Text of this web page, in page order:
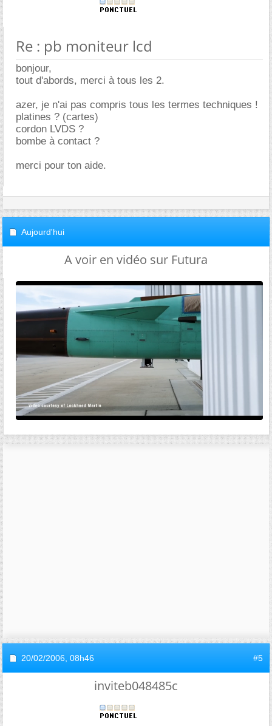
Re : pb moniteur lcd
bonjour,
tout d'abords, merci à tous les 2.
azer, je n'ai pas compris tous les termes techniques !
platines ? (cartes)
cordon LVDS ?
bombe à contact ?
merci pour ton aide.
Aujourd'hui
A voir en vidéo sur Futura
20/02/2006, 08h46 #5
inviteb048485c